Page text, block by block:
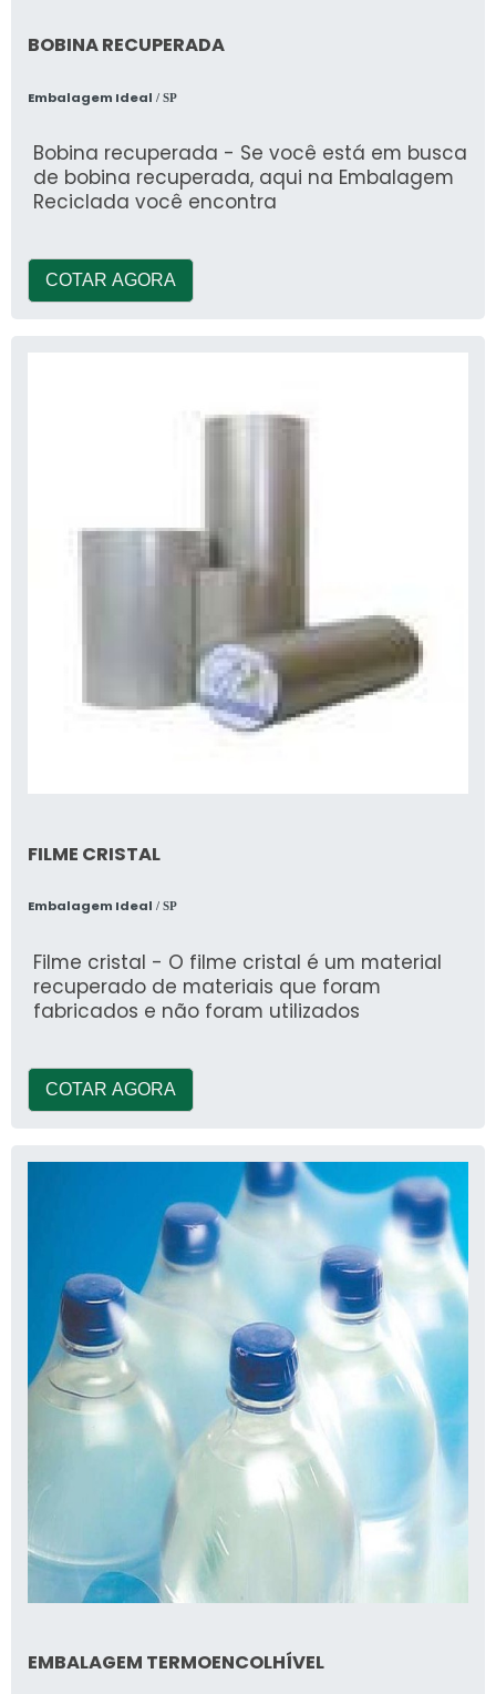
BOBINA RECUPERADA
Embalagem Ideal / SP
Bobina recuperada - Se você está em busca
de bobina recuperada, aqui na Embalagem
Reciclada você encontra
COTAR AGORA
FILME CRISTAL
Embalagem Ideal / SP
Filme cristal - O filme cristal é um material
recuperado de materiais que foram
fabricados e não foram utilizados
COTAR AGORA
EMBALAGEM TERMOENCOLHÍVEL